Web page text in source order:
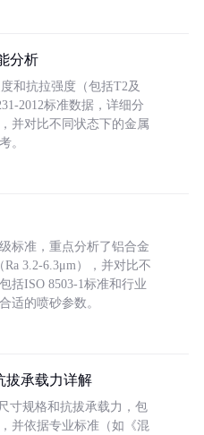
分析
和抗拉强度（包括T2及
2012标准数据，详细分
并对比不同状态下的金属
。
标准，重点分析了铝合金
3.2-6.3μm），并对比不
括ISO 8503-1标准和行业
适的喷砂参数。
拔承载力详解
寸规格和抗拔承载力，包
并依据专业标准（如《混